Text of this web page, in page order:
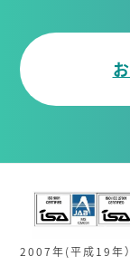
2007年(平成19年